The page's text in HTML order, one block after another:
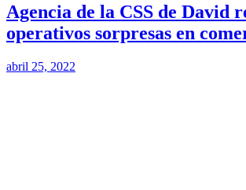
Agencia de la CSS de David
operativos sorpresas en
abril 25, 2022